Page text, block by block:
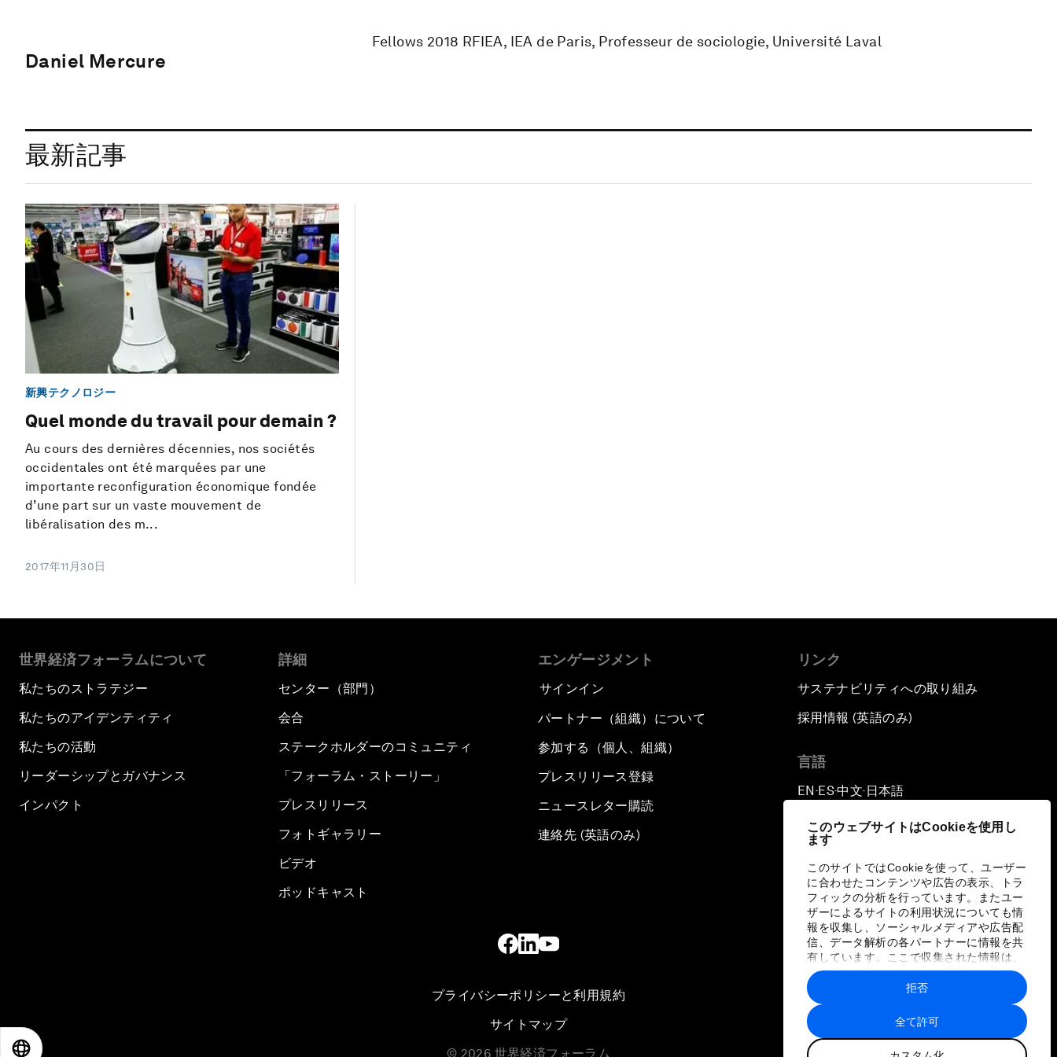
このウェブサイトはCookieを使用し
ます
このサイトではCookieを使って、ユーザー
に合わせたコンテンツや広告の表示、トラ
フィックの分析を行っています。またユー
ザーによるサイトの利用状況についても情
報を収集し、ソーシャルメディアや広告配
信、データ解析の各パートナーに情報を共
有しています。ここで収集された情報は、
ユーザーが各パートナーに提供した他の情
報や各パートナーのサービスを使用した際
に収集された情報と組み合わされ、各パー
トナーによって使用されることがありま
す。
全て許可
拒否
Daniel Mercure
Fellows 2018 RFIEA, IEA de Paris, Professeur de sociologie, Université Laval
最新記事
新興テクノロジー
Quel monde du travail pour demain ?
Au cours des dernières décennies, nos sociétés
occidentales ont été marquées par une
importante reconfiguration économique fondée
d’une part sur un vaste mouvement de
libéralisation des m...
2017年11月30日
世界経済フォーラムについて
私たちのストラテジー
私たちのアイデンティティ
私たちの活動
リーダーシップとガバナンス
インパクト
詳細
センター（部門）
会合
ステークホルダーのコミュニティ
「フォーラム・ストーリー」
プレスリリース
フォトギャラリー
ビデオ
ポッドキャスト
エンゲージメント
サインイン
パートナー（組織）について
参加する（個人、組織）
プレスリリース登録
ニュースレター購読
連絡先 (英語のみ)
リンク
サステナビリティへの取り組み
採用情報 (英語のみ)
言語
EN ▪ ES▪中文▪ 日本語
プライバシーポリシーと利用規約
サイトマップ
© 2026 世界経済フォーラム